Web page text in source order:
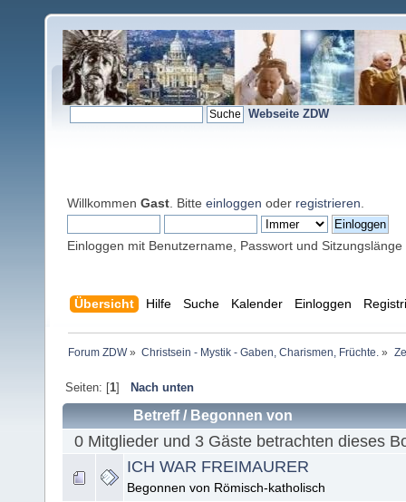
Webseite ZDW
Willkommen Gast . Bitte einloggen oder registrieren
Einloggen mit Benutzername, Passwort und Sitzungslänge
Übersicht Hilfe Suche Kalender Einloggen
Forum ZDW» Christsein - Mystik - Gaben, Charismen, Früchte. »
Seiten: [1] Nach unten
Betreff/ Begonnen von
0 Mitglieder und 3 Gäste betrachten dieses
ICH WAR FREIMAURER
Begonnen von Römisch-katholisch